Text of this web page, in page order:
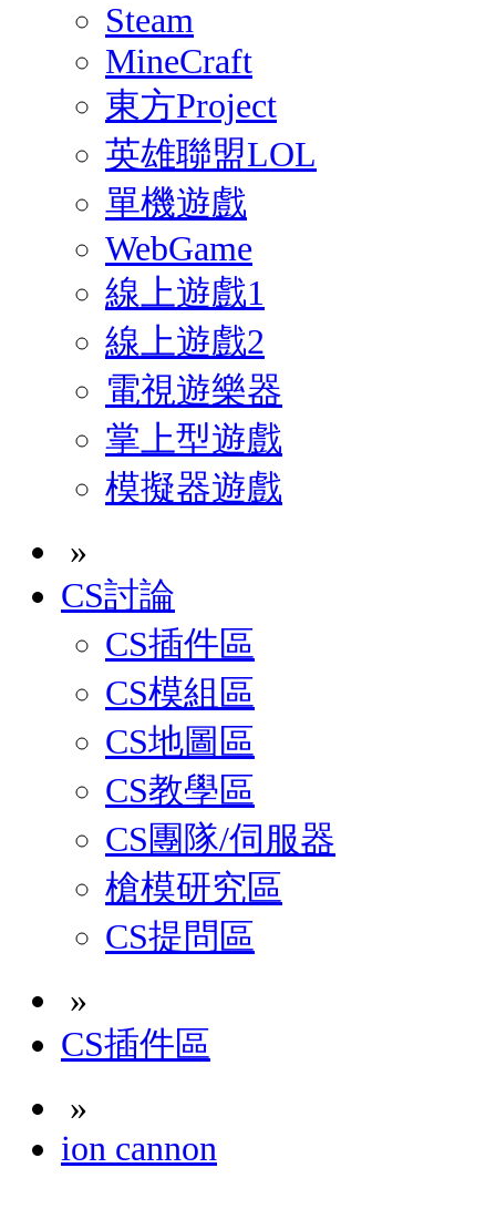
Steam
MineCraft
東方Project
英雄聯盟LOL
單機遊戲
WebGame
線上遊戲1
線上遊戲2
電視遊樂器
掌上型遊戲
模擬器遊戲
»
CS討論
CS插件區
CS模組區
CS地圖區
CS教學區
CS團隊/伺服器
槍模研究區
CS提問區
»
CS插件區
»
ion cannon